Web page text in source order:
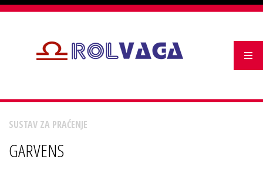
SUSTAV ZA PRAĆENJE
GARVENS